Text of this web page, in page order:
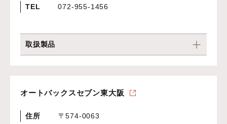
TEL 072-955-1456
取扱製品
オートバックスセブン東大阪
住所
〒574-0063